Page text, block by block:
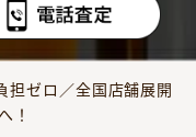
担ゼロ／全国店舗展開
！